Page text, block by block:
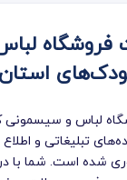
فروشگاه
لباس و
تبلیغاتی و
شده است. شما با